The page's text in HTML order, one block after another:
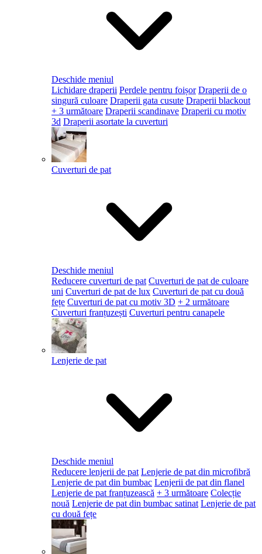
Deschide meniul
Lichidare draperii Perdele pentru foișor Draperii de o
singură culoare Draperii gata cusute Draperii blackout
+ 3 următoare Draperii scandinave Draperii cu motiv
3d Draperii asortate la cuverturi
Cuverturi de pat
Deschide meniul
Reducere cuverturi de pat Cuverturi de pat de culoare
uni Cuverturi de pat de lux Cuverturi de pat cu două
fețe Cuverturi de pat cu motiv 3D + 2 următoare
Cuverturi franțuzești Cuverturi pentru canapele
Lenjerie de pat
Deschide meniul
Reducere lenjerii de pat Lenjerie de pat din microfibră
Lenjerie de pat din bumbac Lenjerii de pat din flanel
Lenjerie de pat franțuzească + 3 următoare Colecție
nouă Lenjerie de pat din bumbac satinat Lenjerie de pat
cu două fețe